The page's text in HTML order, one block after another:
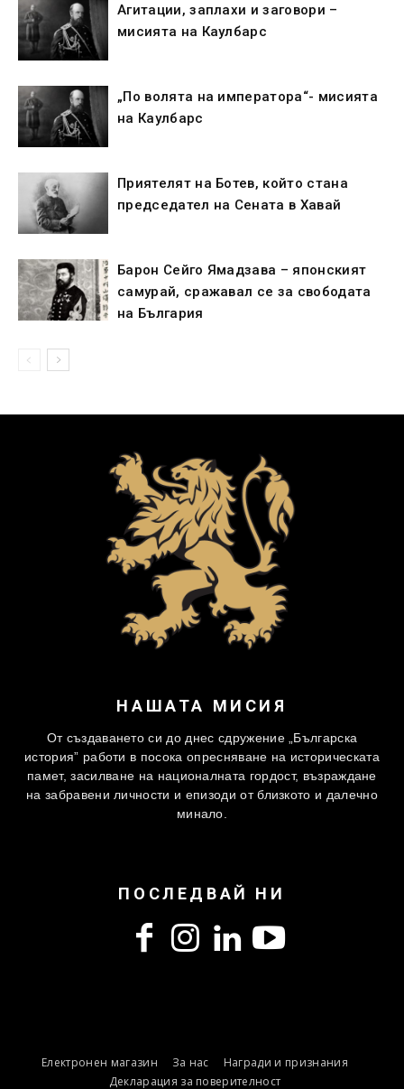
Агитации, заплахи и заговори –
мисията на Каулбарс
„По волята на императора“- мисията
на Каулбарс
Приятелят на Ботев, който стана
председател на Сената в Хавай
Барон Сейго Ямадзава – японският
самурай, сражавал се за свободата
на България
НАШАТА МИСИЯ
От създаването си до днес сдружение „Българска
история” работи в посока опресняване на историческата
памет, засилване на националната гордост, възраждане
на забравени личности и епизоди от близкото и далечно
минало.
ПОСЛЕДВАЙ НИ
Електронен магазин За нас
Награди и признания
Декларация за поверителност